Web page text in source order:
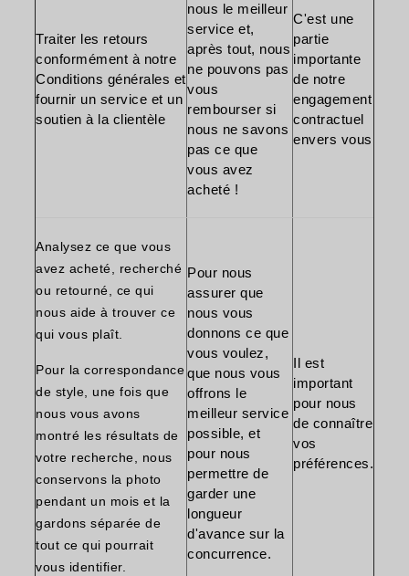
Traiter les retours
conformément à notre
Conditions générales et
fournir un service et un
soutien à la clientèle
nous le meilleur
service et,
après tout, nous
ne pouvons pas
vous
rembourser si
nous ne savons
pas ce que
vous avez
acheté !
C'est une
partie
importante
de notre
engagement
contractuel
envers vous
Analysez ce que vous
avez acheté, recherché
ou retourné, ce qui
nous aide à trouver ce
qui vous plaît.
Pour la correspondance
de style, une fois que
nous vous avons
montré les résultats de
votre recherche, nous
conservons la photo
pendant un mois et la
gardons séparée de
tout ce qui pourrait
vous identifier.
Pour nous
assurer que
nous vous
donnons ce que
vous voulez,
que nous vous
offrons le
meilleur service
possible, et
pour nous
permettre de
garder une
longueur
d'avance sur la
concurrence.
Il est
important
pour nous
de connaître
vos
préférences.